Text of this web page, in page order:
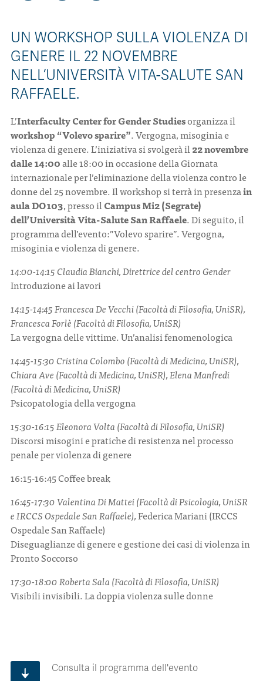
UN WORKSHOP SULLA VIOLENZA DI
GENERE IL 22 NOVEMBRE
NELL’UNIVERSITÀ VITA-SALUTE SAN
RAFFAELE.
L’Interfaculty Center for Gender Studiesorganizza il
workshop “Volevo sparire”. Vergogna, misoginia e
violenza di genere. L’iniziativa si svolgerà il22 novembre
dalle 14:00alle 18:00 in occasione della Giornata
internazionale per l’eliminazione della violenza contro le
donne del 25 novembre. Il workshop si terrà in presenzain
aula DO103, presso ilCampus Mi2 (Segrate)
dell’Università Vita-Salute San Raffaele. Di seguito, il
programma dell’evento:”Volevo sparire”. Vergogna,
misoginia e violenza di genere.
14:00-14:15 Claudia Bianchi, Direttrice del centro Gender
Introduzione ai lavori
14:15-14:45 Francesca De Vecchi (Facoltà di Filosofia, UniSR),
Francesca Forlè (Facoltà di Filosofia, UniSR)
La vergogna delle vittime. Un’analisi fenomenologica
14:45-15:30 Cristina Colombo (Facoltà di Medicina, UniSR),
Chiara Ave (Facoltà di Medicina, UniSR), Elena Manfredi
(Facoltà di Medicina, UniSR)
Psicopatologia della vergogna
15:30-16:15 Eleonora Volta (Facoltà di Filosofia, UniSR)
Discorsi misogini e pratiche di resistenza nel processo
penale per violenza di genere
16:15-16:45 Coffee break
16:45-17:30 Valentina Di Mattei (Facoltà di Psicologia, UniSR
e IRCCS Ospedale San Raffaele),Federica Mariani (IRCCS
Ospedale San Raffaele)
Diseguaglianze di genere e gestione dei casi di violenza in
Pronto Soccorso
17:30-18:00 Roberta Sala (Facoltà di Filosofia, UniSR)
Visibili invisibili. La doppia violenza sulle donne
Consulta il programma dell'evento